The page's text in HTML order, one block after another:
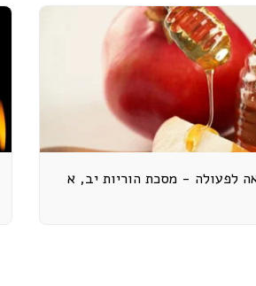
לפעולה - מסכת הוריות יב, א